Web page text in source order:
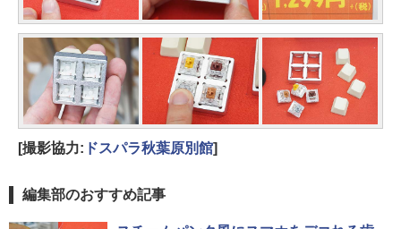
[撮影協力: ドスパラ秋葉原別館]
編集部のおすすめ記事